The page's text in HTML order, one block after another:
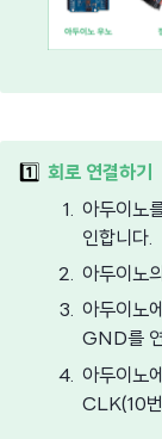
1️⃣ 회로 연결하기
아두이노
인합니다.
아두이노
아두이노
GND를
아두이노
CLK(10